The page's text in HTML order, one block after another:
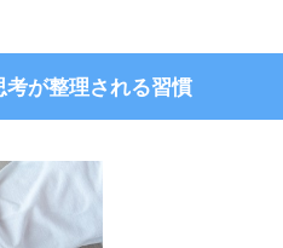
が整理される習慣